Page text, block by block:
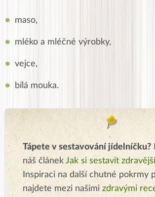
maso,
mléko a mléčné výrobky,
vejce,
bílá mouka.
Tápete v sestavování jídelníčku?
náš článek Jak si sestavit
Inspiraci na další chutné pokrmy
najdete mezi našimi zdravými